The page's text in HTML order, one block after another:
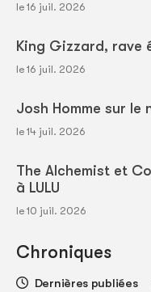
le 16 juil. 2026
King Gizzard, rave
le 16 juil. 2026
Josh Homme sur le
le 14 juil. 2026
The Alchemist et
à LULU
le 10 juil. 2026
Chroniques
Dernières publiées